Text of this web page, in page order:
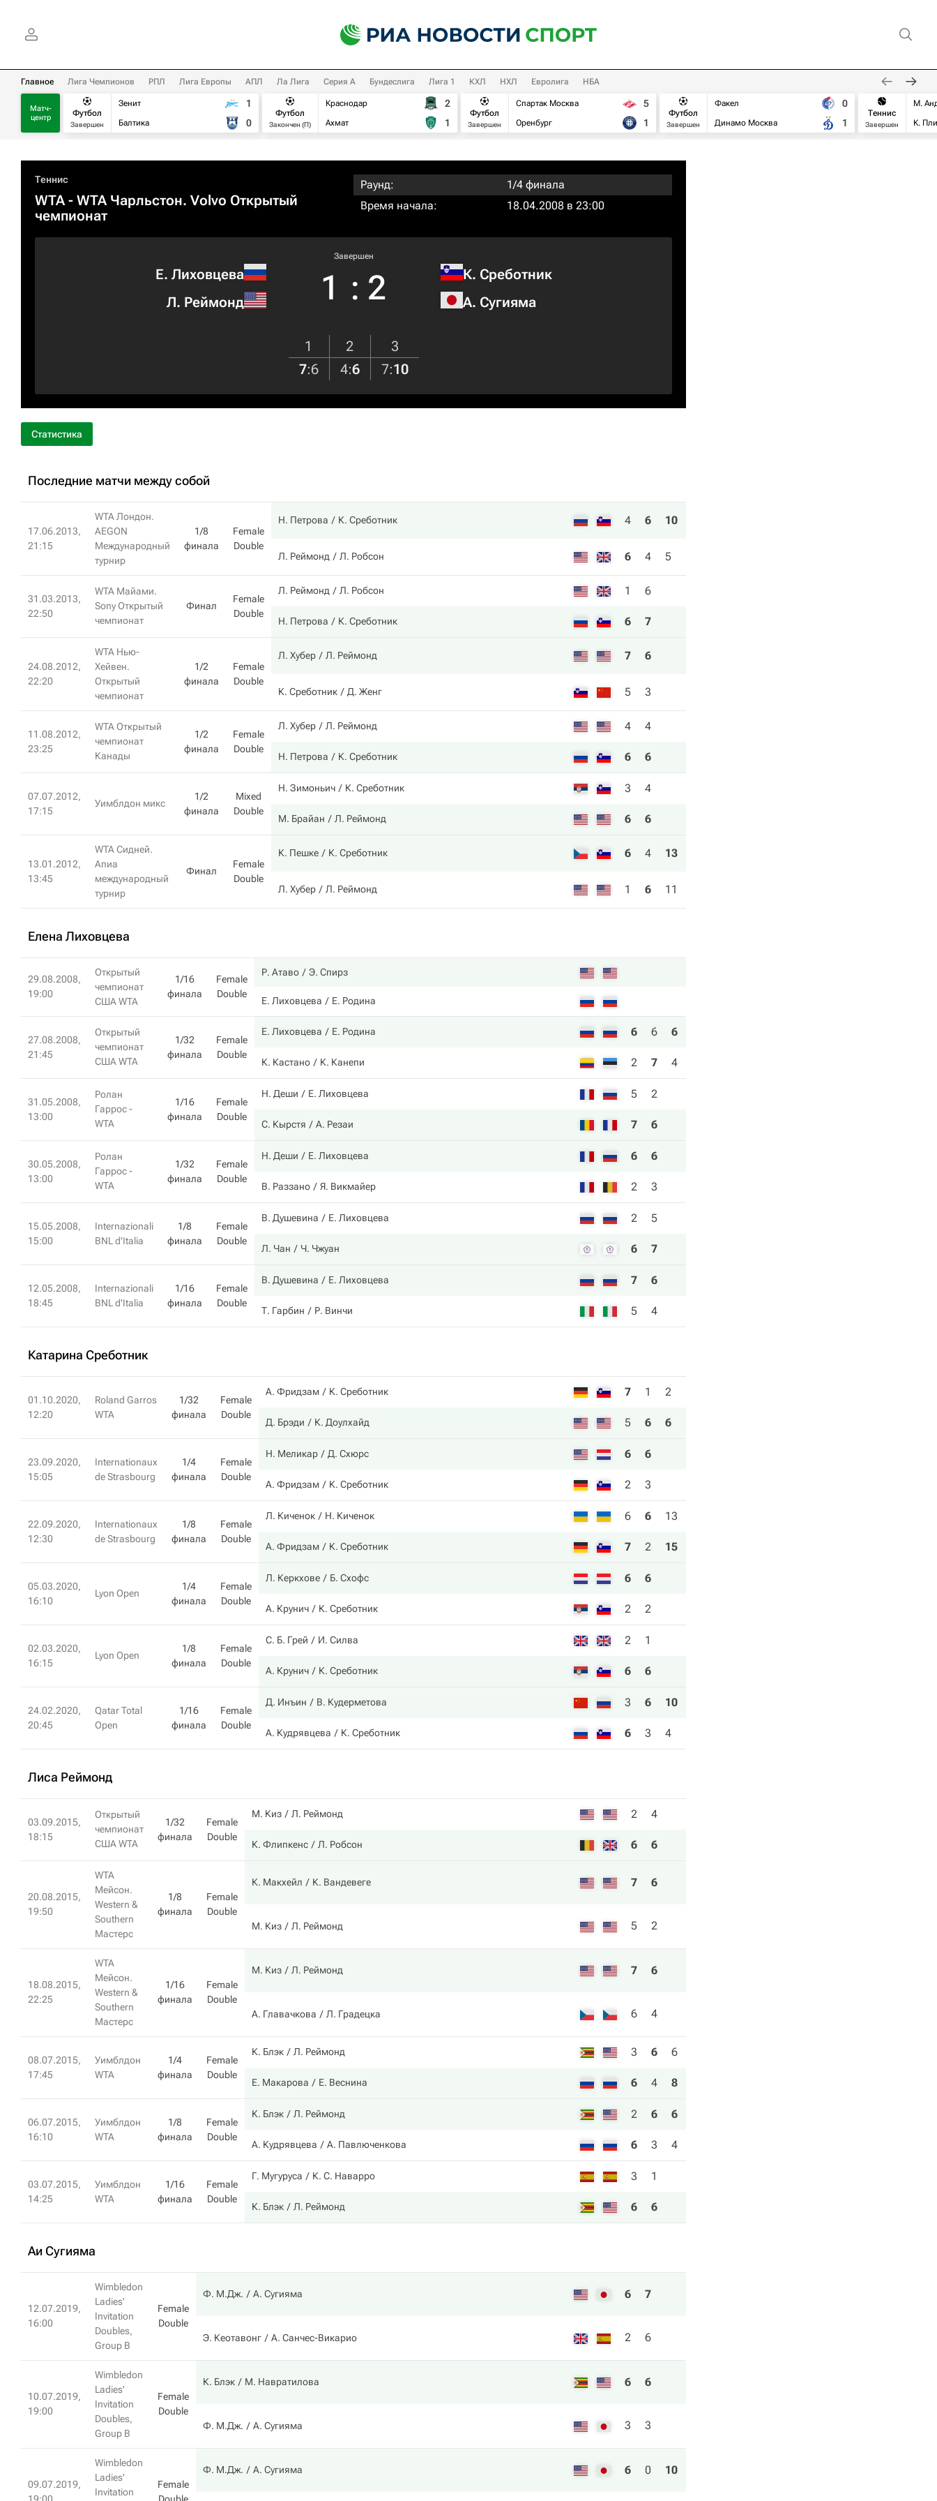
Главное Лига Чемпионов РПЛ Лига Европы АПЛ Ла Лига Серия А Бундеслига Лига 1 КХЛ НХЛ Евролига НБА
Матч-
центр
Футбол
Завершен
Зенит
Балтика
1
0
Футбол
Закончен (П)
Краснодар
Ахмат
2
1
Футбол
Завершен
Спартак Москва
Оренбург
5
1
Футбол
Завершен
Факел
Динамо Москва
0
1
Теннис
Завершен
М.
К.
Теннис
WTA- WTA Чарльстон. Volvo Открытый
чемпионат
Раунд:
1/4 финала
Время начала:
18.04.2008 в 23:00
Е. Лиховцева
Л. Реймонд
Завершен
1 : 2
К. Среботник
А. Сугияма
1 2
3
7:6 4:6 7:10
Статистика
Последние матчи между собой
17.06.2013,
21:15
WTA Лондон.
AEGON
Международный
турнир
1/8
финала
Female
Double
Н. Петрова К. Среботник 4 6 10
Л. Реймонд Л. Робсон 6 4 5
31.03.2013,
22:50
WTA Майами.
Sony Открытый
чемпионат
Финал
Female
Double
Л. Реймонд Л. Робсон 1 6
Н. Петрова К. Среботник 6 7
24.08.2012,
22:20
WTA Нью-
Хейвен.
Открытый
чемпионат
1/2
финала
Female
Double
Л. Хубер Л. Реймонд 7 6
К. Среботник Д. Женг 5 3
11.08.2012,
23:25
WTA Открытый
чемпионат
Канады
1/2
финала
Female
Double
Л. Хубер Л. Реймонд 4 4
Н. Петрова К. Среботник 6 6
07.07.2012,
17:15
Уимблдон микс
1/2
финала
Mixed
Double
Н. Зимоньич К. Среботник 3 4
М. Брайан Л. Реймонд 6 6
13.01.2012,
13:45
WTA Сидней.
Апиа
международный
турнир
Финал
Female
Double
К. Пешке К. Среботник 6 4 13
Л. Хубер Л. Реймонд 1 6 11
Елена Лиховцева
29.08.2008,
19:00
Открытый
чемпионат
США WTA
1/16
финала
Female
Double
Р. Атаво Э. Спирз
Е. Лиховцева Е. Родина
27.08.2008,
21:45
Открытый
чемпионат
США WTA
1/32
финала
Female
Double
Е. Лиховцева Е. Родина 6 6 6
К. Кастано К. Канепи 2 7 4
31.05.2008,
13:00
Ролан
Гаррос -
WTA
1/16
финала
Female
Double
Н. Деши Е. Лиховцева 5 2
С. Кырстя А. Резаи 7 6
30.05.2008,
13:00
Ролан
Гаррос -
WTA
1/32
финала
Female
Double
Н. Деши Е. Лиховцева 6 6
В. Раззано Я. Викмайер 2 3
15.05.2008,
15:00
Internazionali
BNL d'Italia
1/8
финала
Female
Double
В. Душевина Е. Лиховцева 2 5
Л. Чан Ч. Чжуан 6 7
12.05.2008,
18:45
Internazionali
BNL d'Italia
1/16
финала
Female
Double
В. Душевина Е. Лиховцева 7 6
Т. Гарбин Р. Винчи 5 4
Катарина Среботник
01.10.2020,
12:20
Roland Garros
WTA
1/32
финала
Female
Double
А. Фридзам К. Среботник 7 1 2
Д. Брэди К. Доулхайд 5 6 6
23.09.2020,
15:05
Internationaux
de Strasbourg
1/4
финала
Female
Double
Н. Меликар Д. Схюрс 6 6
А. Фридзам К. Среботник 2 3
22.09.2020,
12:30
Internationaux
de Strasbourg
1/8
финала
Female
Double
Л. Киченок Н. Киченок 6 6 13
А. Фридзам К. Среботник 7 2 15
05.03.2020,
16:10
Lyon Open
1/4
финала
Female
Double
Л. Керкхове Б. Схофс 6 6
А. Крунич К. Среботник 2 2
02.03.2020,
16:15
Lyon Open
1/8
финала
Female
Double
С. Б. Грей И. Силва 2 1
А. Крунич К. Среботник 6 6
24.02.2020,
20:45
Qatar Total
Open
1/16
финала
Female
Double
Д. Инъин В. Кудерметова 3 6 10
А. Кудрявцева К. Среботник 6 3 4
Лиса Реймонд
03.09.2015,
18:15
Открытый
чемпионат
США WTA
1/32
финала
Female
Double
М. Киз Л. Реймонд 2 4
К. Флипкенс Л. Робсон 6 6
20.08.2015,
19:50
WTA
Мейсон.
Western &
Southern
Мастерс
1/8
финала
Female
Double
К. Макхейл К. Вандевеге 7 6
М. Киз Л. Реймонд 5 2
18.08.2015,
22:25
WTA
Мейсон.
Western &
Southern
Мастерс
1/16
финала
Female
Double
М. Киз Л. Реймонд 7 6
А. Главачкова Л. Градецка 6 4
08.07.2015,
17:45
Уимблдон
WTA
1/4
финала
Female
Double
К. Блэк Л. Реймонд 3 6 6
Е. Макарова Е. Веснина 6 4 8
06.07.2015,
16:10
Уимблдон
WTA
1/8
финала
Female
Double
К. Блэк Л. Реймонд 2 6 6
А. Кудрявцева А. Павлюченкова 6 3 4
03.07.2015,
14:25
Уимблдон
WTA
1/16
финала
Female
Double
Г. Мугуруса К. С. Наварро 3 1
К. Блэк Л. Реймонд 6 6
Аи Сугияма
12.07.2019,
16:00
Wimbledon
Ladies'
Invitation
Doubles,
Group B
Female
Double
Ф. М.Дж. А. Сугияма 6 7
Э. Кеотавонг А. Санчес-Викарио 2 6
10.07.2019,
19:00
Wimbledon
Ladies'
Invitation
Doubles,
Group B
Female
Double
К. Блэк М. Навратилова 6 6
Ф. М.Дж. А. Сугияма 3 3
09.07.2019,
Wimbledon
Ladies'
Invitation
Female
Ф. М.Дж. А. Сугияма 6 0 10